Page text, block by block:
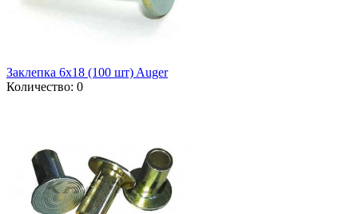
Заклепка 6x18 (100 шт) Auger
Количество: 0